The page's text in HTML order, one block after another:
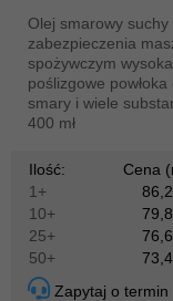
Olej smarowy
zabezpieczenia
spożywczym
poślizgowe
smary i wiele
400 mł
Ilość:
Cena
1+
10+
25+
50+
Zapytaj o termin